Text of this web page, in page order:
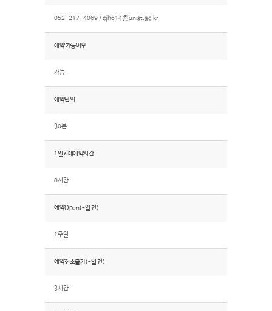
052-217-4069 /cjh614@unist.ac.kr
예약 가능여부
가능
예약단위
30분
1일최대예약시간
8시간
예약Open(~일 전)
1주일
예약취소불가(~일 전)
3시간